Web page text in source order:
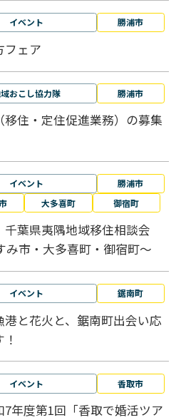
イベント 勝浦市
フェア
おこし協力隊 勝浦市
住・定住促進業務）の募集
イベント
勝浦市
大多喜町 御宿町
葉県夷隅地域移住相談会
市・大多喜町・御宿町～
イベント 鋸南町
港と花火と、鋸南町出会い応
イベント 香取市
7年度第1回「香取で婚活ツア